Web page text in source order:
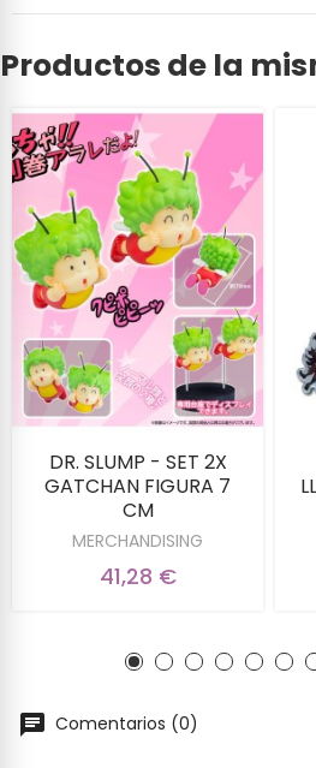
Productos de la
DR. SLUMP - SET 2X
GATCHAN FIGURA 7
CM
MERCHANDISING
41,28 €
Comentarios (0)